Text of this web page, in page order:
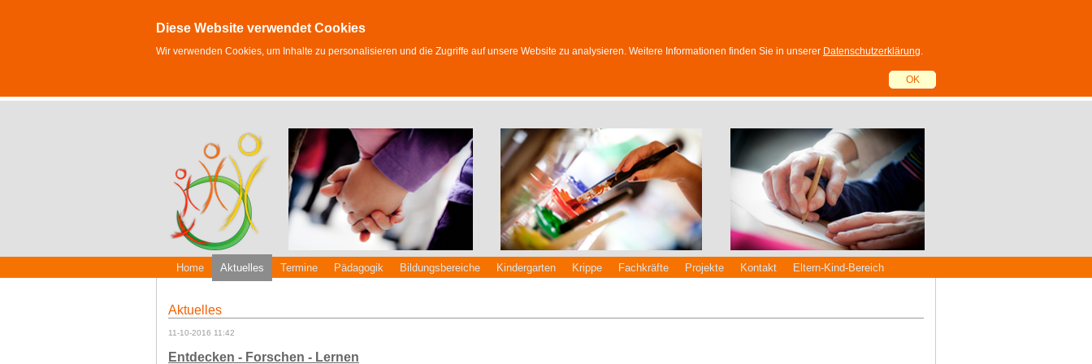
Diese Website verwendet Cookies
Wir verwenden Cookies, um Inhalte zu personalisieren und die Zugriffe auf unsere Website zu analysieren. Weitere Informationen finden Sie in unserer Datenschutzerklärung.
OK
Home Aktuelles Termine Pädagogik Bildungsbereiche Kindergarten Krippe Fachkräfte Projekte Kontakt Eltern-Kind-Bereich
Aktuelles
11-10-2016 11:42
Entdecken - Forschen - Lernen